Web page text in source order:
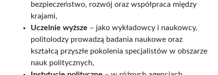
bezpieczeństwo, rozwój oraz współpraca między
krajami,
Uczelnie wyższe – jako wykładowcy i naukowcy,
politolodzy prowadzą badania naukowe oraz
kształcą przyszłe pokolenia specjalistów w obszarze
nauk politycznych,